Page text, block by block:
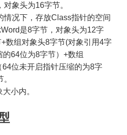
象头为16字节。
情况下，存放Class指针的空间
是8字节，对象头为12字
数组对象头8字节(对象引用4字
64位为8字节）+数组
位未开启指针压缩的为8字
小内。